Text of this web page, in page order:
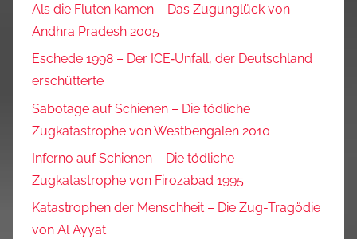
Als die Fluten kamen – Das Zugunglück von
Andhra Pradesh 2005
Eschede 1998 – Der ICE‑Unfall, der Deutschland
erschütterte
Sabotage auf Schienen – Die tödliche
Zugkatastrophe von Westbengalen 2010
Inferno auf Schienen – Die tödliche
Zugkatastrophe von Firozabad 1995
Katastrophen der Menschheit – Die Zug-Tragödie
von Al Ayyat